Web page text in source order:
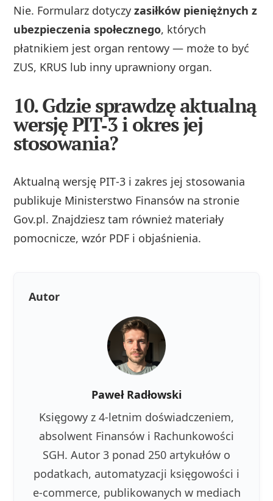
Nie. Formularz dotyczyzasiłków pieniężnych z
ubezpieczenia społecznego, których
płatnikiem jest organ rentowy — może to być
ZUS, KRUS lub inny uprawniony organ.
10. Gdzie sprawdzę aktualną
wersję PIT‑3 i okres jej
stosowania?
Aktualną wersję PIT‑3 i zakres jej stosowania
publikuje Ministerstwo Finansów na stronie
Gov.pl. Znajdziesz tam również materiały
pomocnicze, wzór PDF i objaśnienia.
Autor
Paweł Radłowski
Księgowy z 4-letnim doświadczeniem,
absolwent Finansów i Rachunkowości
SGH. Autor 3 ponad 250 artykułów o
podatkach, automatyzacji księgowości i
e-commerce, publikowanych w mediach